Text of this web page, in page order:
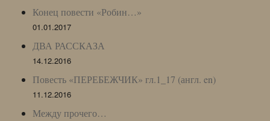
Конец повести «Робин…»
01.01.2017
ДВА РАССКАЗА
14.12.2016
Повесть «ПЕРЕБЕЖЧИК» гл.1_17 (англ. en)
11.12.2016
Между прочего…